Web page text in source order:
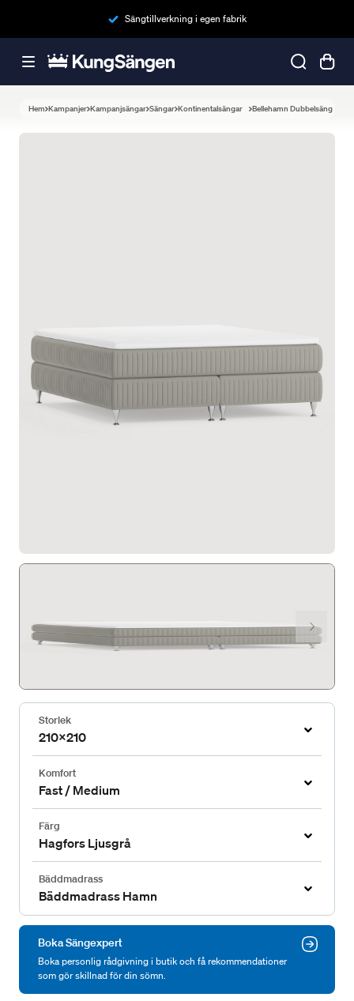
Sängtillverkning i egen fabrik
Hem Kampanjer Kampanjsängar Sängar Kontinentalsängar Bellehamn Dubbelsäng
Storlek
210x210
Komfort
Fast / Medium
Färg
Hagfors Ljusgrå
Bäddmadrass
Bäddmadrass Hamn
Boka Sängexpert
Boka personlig rådgivning i butik och få rekommendationer
som gör skillnad för din sömn.